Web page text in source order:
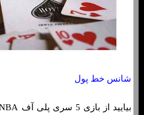
شانس خط پول